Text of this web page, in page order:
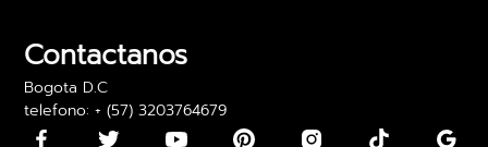
doblados. Los pude usar, pero fue algo incómodo
15 mayo 2024
Contactanos
Bogota D.C
telefono: + (57) 3203764679